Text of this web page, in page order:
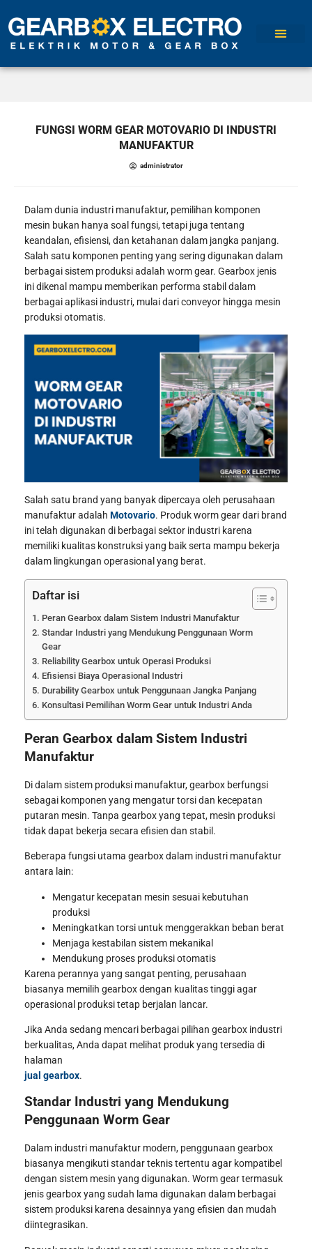
FUNGSI WORM GEAR MOTOVARIO DI INDUSTRI
MANUFAKTUR
administrator
Dalam dunia industri manufaktur, pemilihan komponen
mesin bukan hanya soal fungsi, tetapi juga tentang
keandalan, efisiensi, dan ketahanan dalam jangka panjang.
Salah satu komponen penting yang sering digunakan dalam
berbagai sistem produksi adalah worm gear. Gearbox jenis
ini dikenal mampu memberikan performa stabil dalam
berbagai aplikasi industri, mulai dari conveyor hingga mesin
produksi otomatis.
Salah satu brand yang banyak dipercaya oleh perusahaan
manufaktur adalah Motovario. Produk worm gear dari brand
ini telah digunakan di berbagai sektor industri karena
memiliki kualitas konstruksi yang baik serta mampu bekerja
dalam lingkungan operasional yang berat.
Daftar isi
Peran Gearbox dalam Sistem Industri Manufaktur
Standar Industri yang Mendukung Penggunaan Worm
Gear
Reliability Gearbox untuk Operasi Produksi
Efisiensi Biaya Operasional Industri
Durability Gearbox untuk Penggunaan Jangka Panjang
Konsultasi Pemilihan Worm Gear untuk Industri Anda
Peran Gearbox dalam Sistem Industri
Manufaktur
Di dalam sistem produksi manufaktur, gearbox berfungsi
sebagai komponen yang mengatur torsi dan kecepatan
putaran mesin. Tanpa gearbox yang tepat, mesin produksi
tidak dapat bekerja secara efisien dan stabil.
Beberapa fungsi utama gearbox dalam industri manufaktur
antara lain:
Mengatur kecepatan mesin sesuai kebutuhan
produksi
Meningkatkan torsi untuk menggerakkan beban berat
Menjaga kestabilan sistem mekanikal
Mendukung proses produksi otomatis
Karena perannya yang sangat penting, perusahaan
biasanya memilih gearbox dengan kualitas tinggi agar
operasional produksi tetap berjalan lancar.
Jika Anda sedang mencari berbagai pilihan gearbox industri
berkualitas, Anda dapat melihat produk yang tersedia di
halaman
jual gearbox.
Standar Industri yang Mendukung
Penggunaan Worm Gear
Dalam industri manufaktur modern, penggunaan gearbox
biasanya mengikuti standar teknis tertentu agar kompatibel
dengan sistem mesin yang digunakan. Worm gear termasuk
jenis gearbox yang sudah lama digunakan dalam berbagai
sistem produksi karena desainnya yang efisien dan mudah
diintegrasikan.